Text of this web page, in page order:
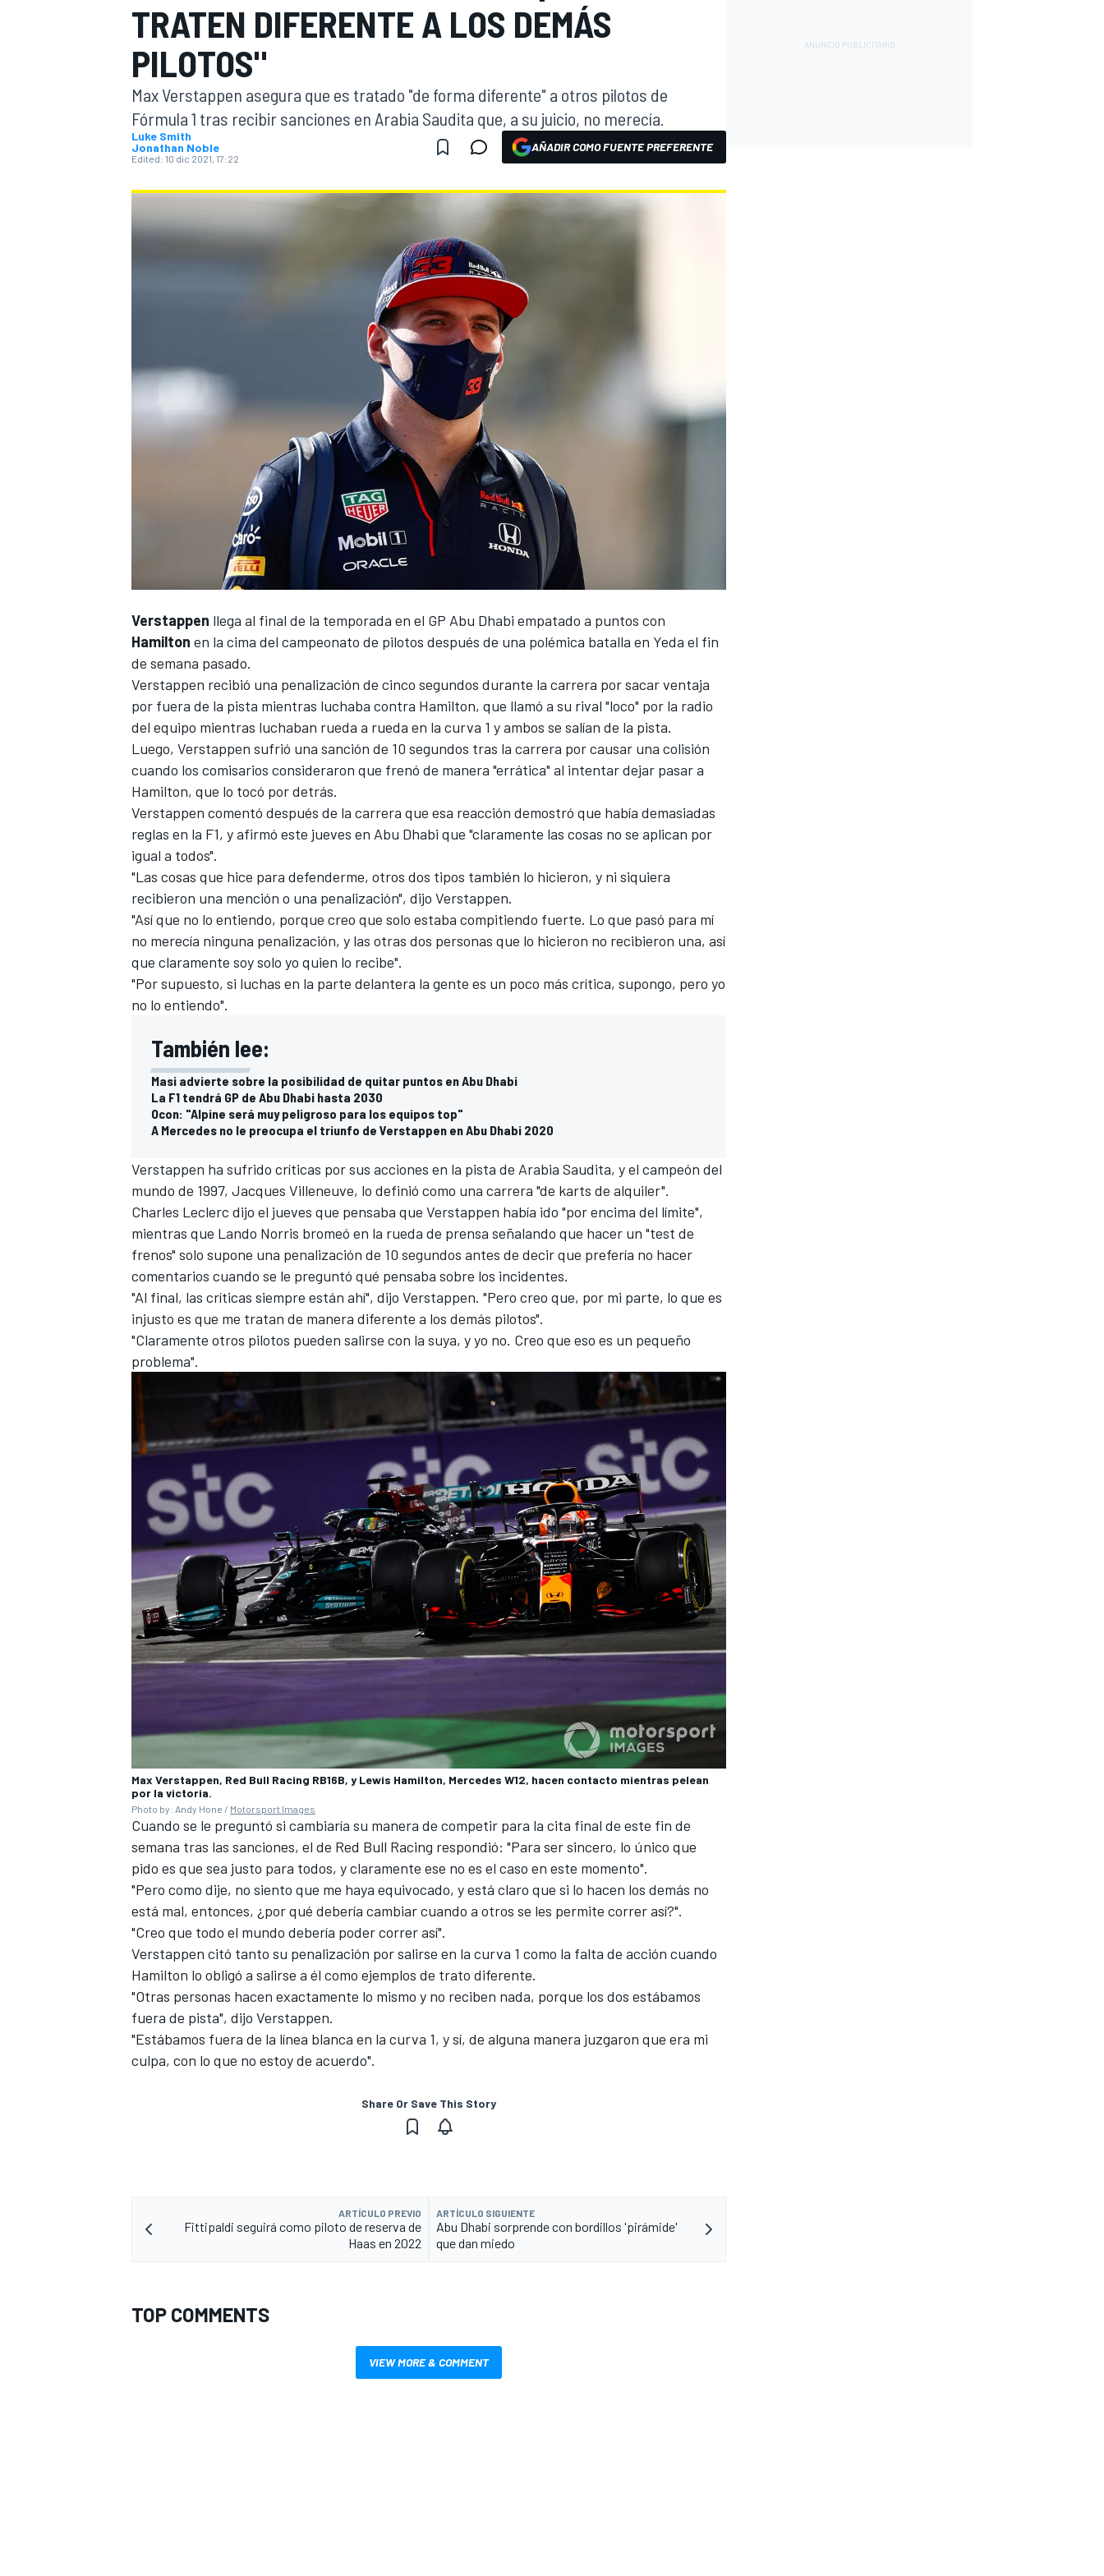
FÓRMULA E MOTO
TRATEN DIFERENTE A LOS DEMÁS
PILOTOS"
Max Verstappen asegura que es tratado "de forma diferente" a otros pilotos de
Fórmula 1 tras recibir sanciones en Arabia Saudita que, a su juicio, no merecía.
Luke Smith
Jonathan Noble
Edited: 10 dic 2021, 17:22
AÑADIR COMO FUENTE PREFERENTE
Verstappen llega al final de la temporada en el GP Abu Dhabi empatado a puntos con
Hamilton en la cima del campeonato de pilotos después de una polémica batalla en Yeda el fin
de semana pasado.
Verstappen recibió una penalización de cinco segundos durante la carrera por sacar ventaja
por fuera de la pista mientras luchaba contra Hamilton, que llamó a su rival "loco" por la radio
del equipo mientras luchaban rueda a rueda en la curva 1 y ambos se salían de la pista.
Luego, Verstappen sufrió una sanción de 10 segundos tras la carrera por causar una colisión
cuando los comisarios consideraron que frenó de manera "errática" al intentar dejar pasar a
Hamilton, que lo tocó por detrás.
Verstappen comentó después de la carrera que esa reacción demostró que había demasiadas
reglas en la F1, y afirmó este jueves en Abu Dhabi que "claramente las cosas no se aplican por
igual a todos".
"Las cosas que hice para defenderme, otros dos tipos también lo hicieron, y ni siquiera
recibieron una mención o una penalización", dijo Verstappen.
"Así que no lo entiendo, porque creo que solo estaba compitiendo fuerte. Lo que pasó para mí
no merecía ninguna penalización, y las otras dos personas que lo hicieron no recibieron una, así
que claramente soy solo yo quien lo recibe".
"Por supuesto, si luchas en la parte delantera la gente es un poco más crítica, supongo, pero yo
no lo entiendo".
También lee:
Masi advierte sobre la posibilidad de quitar puntos en Abu Dhabi
La F1 tendrá GP de Abu Dhabi hasta 2030
Ocon: "Alpine será muy peligroso para los equipos top"
A Mercedes no le preocupa el triunfo de Verstappen en Abu Dhabi 2020
Verstappen ha sufrido críticas por sus acciones en la pista de Arabia Saudita, yel campeón del
mundo de 1997, Jacques Villeneuve, lo definió como una carrera "de karts de alquiler".
Charles Leclerc dijo el jueves que pensaba que Verstappen había ido "por encima del límite",
mientras que Lando Norris bromeó en la rueda de prensa señalando que hacer un "test de
frenos" solo supone una penalización de 10 segundos antes de decir que prefería no hacer
comentarios cuando se le preguntó qué pensaba sobre los incidentes.
"Al final, las críticas siempre están ahí", dijo Verstappen. "Pero creo que, por mi parte, lo que es
injusto es que me tratan de manera diferente a los demás pilotos".
"Claramente otros pilotos pueden salirse con la suya, y yo no. Creo que eso es un pequeño
problema".
Max Verstappen, Red Bull Racing RB16B, y Lewis Hamilton, Mercedes W12, hacen contacto mientras pelean
por la victoria.
Photo by: Andy Hone / Motorsport Images
Cuando se le preguntó si cambiaría su manera de competir para la cita final de este fin de
semana tras las sanciones, el de Red Bull Racing respondió: "Para ser sincero, lo único que
pido es que sea justo para todos, y claramente ese no es el caso en este momento".
"Pero como dije, no siento que me haya equivocado, y está claro que si lo hacen los demás no
está mal, entonces, ¿por qué debería cambiar cuando a otros se les permite correr así?".
"Creo que todo el mundo debería poder correr así".
Verstappen citó tanto su penalización por salirse en la curva 1 como la falta de acción cuando
Hamilton lo obligó a salirse a él como ejemplos de trato diferente.
"Otras personas hacen exactamente lo mismo y no reciben nada, porque los dos estábamos
fuera de pista", dijo Verstappen.
"Estábamos fuera de la línea blanca en la curva 1, y sí, de alguna manera juzgaron que era mi
culpa, con lo que no estoy de acuerdo".
Share Or Save This Story
ARTÍCULO PREVIO
Fittipaldi seguirá como piloto de reserva de
Haas en 2022
ARTÍCULO SIGUIENTE
Abu Dhabi sorprende con bordillos 'pirámide'
que dan miedo
TOP COMMENTS
VIEW MORE & COMMENT